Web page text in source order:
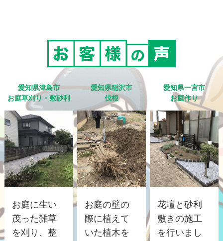
愛知県津島市
お庭草刈り・敷砂利
お庭に生い
茂った雑草
を刈り、整
愛知県稲沢市
伐根
お庭の壁の
際に植えて
いた植木を
愛知県一宮市
お庭作り
花壇と砂利
敷きの施工
を行いまし